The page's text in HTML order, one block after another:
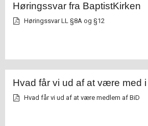
Høringssvar fra BaptistKirken
Høringssvar LL §8A og §12
Hvad får vi ud af at være med i
Hvad får vi ud af at være medlem af BiD